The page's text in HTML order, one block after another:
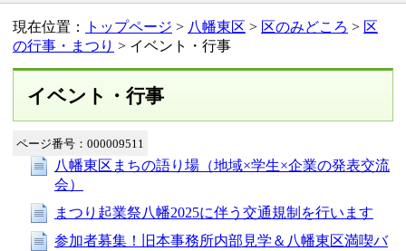
現在位置： トップページ > 八幡東区 > 区のみどころ > 区
の行事・まつり > イベント・行事
イベント・行事
ページ番号：000009511
八幡東区まちの語り場（地域×学生×企業の発表交流
会）
まつり起業祭八幡2025に伴う交通規制を行います
参加者募集！旧本事務所内部見学＆八幡東区満喫バ